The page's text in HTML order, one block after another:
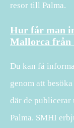
resor till Palma.
Hur får man
Mallorca från
Du kan få
genom att
där de publicerar
Palma. SMHI